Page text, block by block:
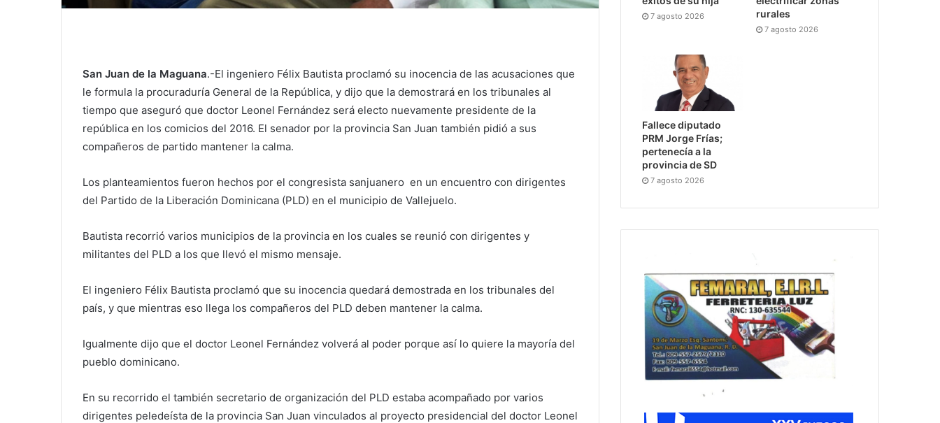
San Juan de la Maguana.-El ingeniero Félix Bautista proclamó su inocencia de las acusaciones que
le formula la procuraduría General de la República, y dijo que la demostrará en los tribunales al
tiempo que aseguró que doctor Leonel Fernández será electo nuevamente presidente de la
república en los comicios del 2016. El senador por la provincia San Juan también pidió a sus
compañeros de partido mantener la calma.
Los planteamientos fueron hechos por el congresista sanjuanero en un encuentro con dirigentes
del Partido de la Liberación Dominicana (PLD) en el municipio de Vallejuelo.
Bautista recorrió varios municipios de la provincia en los cuales se reunió con dirigentes y
militantes del PLD a los que llevó el mismo mensaje.
El ingeniero Félix Bautista proclamó que su inocencia quedará demostrada en los tribunales del
país, y que mientras eso llega los compañeros del PLD deben mantener la calma.
Igualmente dijo que el doctor Leonel Fernández volverá al poder porque así lo quiere la mayoría del
pueblo dominicano.
En su recorrido el también secretario de organización del PLD estaba acompañado por varios
dirigentes peledeísta de la provincia San Juan vinculados al proyecto presidencial del doctor Leonel
7 agosto 2026
rurales
7 agosto 2026
Fallece diputado
PRM Jorge Frías;
pertenecía a la
provincia de SD
7 agosto 2026